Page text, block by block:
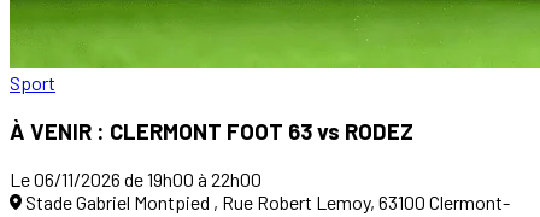
Sport
À VENIR : CLERMONT FOOT 63 vs RODEZ
Le 06/11/2026 de 19h00 à 22h00
Stade Gabriel Montpied , Rue Robert Lemoy, 63100 Clermont-